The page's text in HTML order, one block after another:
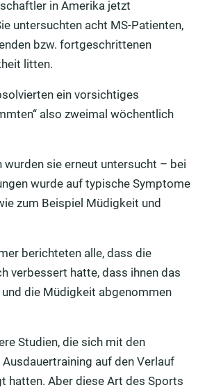
in Amerika jetzt
untersuchten acht MS-Patienten,
bzw. fortgeschrittenen
litten.
ein vorsichtiges
also zweimal wöchentlich
wurden sie erneut untersucht – bei
wurde auf typische Symptome
zum Beispiel Müdigkeit und
berichteten alle, dass die
verbessert hatte, dass ihnen das
die Müdigkeit abgenommen
Studien, die sich mit den
auf den Verlauf
hatten. Aber diese Art des Sports